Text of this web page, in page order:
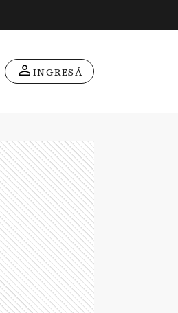
INGRESÁ